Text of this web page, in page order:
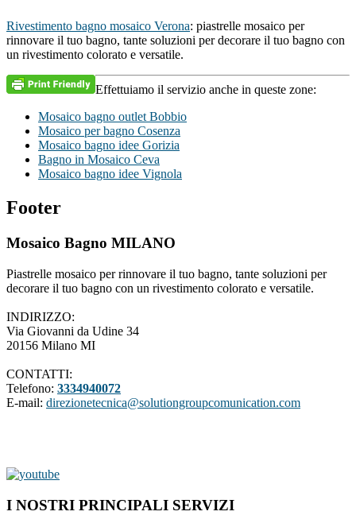
Rivestimento bagno mosaico Verona: piastrelle mosaico per
rinnovare il tuo bagno, tante soluzioni per decorare il tuo bagno con
un rivestimento colorato e versatile.
Effettuiamo il servizio anche in queste zone:
Mosaico bagno outlet Bobbio
Mosaico per bagno Cosenza
Mosaico bagno idee Gorizia
Bagno in Mosaico Ceva
Mosaico bagno idee Vignola
Footer
Mosaico Bagno MILANO
Piastrelle mosaico per rinnovare il tuo bagno, tante soluzioni per
decorare il tuo bagno con un rivestimento colorato e versatile.
INDIRIZZO:
Via Giovanni da Udine 34
20156 Milano MI
CONTATTI:
Telefono: 3334940072
E-mail: direzionetecnica@solutiongroupcomunication.com
I NOSTRI PRINCIPALI SERVIZI